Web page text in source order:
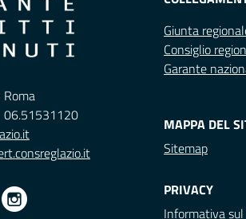
Giunta
Consiglio
Garante
MAPPA DEL
Sitemap
PRIVACY
Informativa